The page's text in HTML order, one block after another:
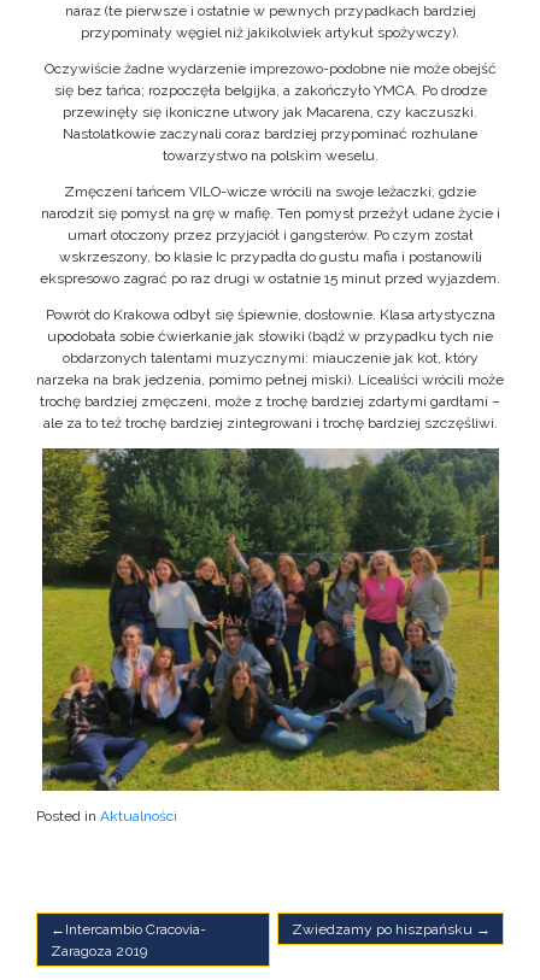
naraz (te pierwsze i ostatnie w pewnych przypadkach bardziej
przypominały węgiel niż jakikolwiek artykuł spożywczy).
Oczywiście żadne wydarzenie imprezowo-podobne nie może obejść
się bez tańca; rozpoczęła belgijka, a zakończyło YMCA. Po drodze
przewinęły się ikoniczne utwory jak Macarena, czy kaczuszki.
Nastolatkowie zaczynali coraz bardziej przypominać rozhulane
towarzystwo na polskim weselu.
Zmęczeni tańcem VILO-wicze wrócili na swoje leżaczki, gdzie
narodził się pomysł na grę w mafię. Ten pomysł przeżył udane życie i
umarł otoczony przez przyjaciół i gangsterów. Po czym został
wskrzeszony, bo klasie Ic przypadła do gustu mafia i postanowili
ekspresowo zagrać po raz drugi w ostatnie 15 minut przed wyjazdem.
Powrót do Krakowa odbył się śpiewnie, dosłownie. Klasa artystyczna
upodobała sobie ćwierkanie jak słowiki (bądź w przypadku tych nie
obdarzonych talentami muzycznymi: miauczenie jak kot, który
narzeka na brak jedzenia, pomimo pełnej miski). Licealiści wrócili może
trochę bardziej zmęczeni, może z trochę bardziej zdartymi gardłami –
ale za to też trochę bardziej zintegrowani i trochę bardziej szczęśliwi.
Posted in Aktualności
Nawigacja
wpisu
Intercambio Cracovia-
Zaragoza 2019
Zwiedzamy po hiszpańsku